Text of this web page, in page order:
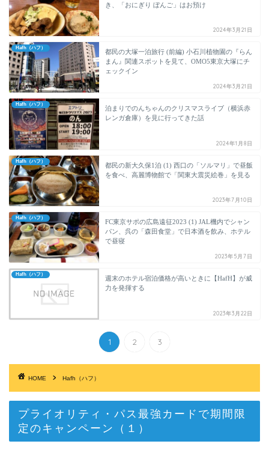
き、「おにぎり ぼんご」はお預け
2024年3月21日
Hafh（ハフ）
都民の大塚一泊旅行 (前編) 小石川植物園の『らん
まん』関連スポットを見て、OMO5東京大塚にチ
ェックイン
2024年3月21日
Hafh（ハフ）
泊まりでのんちゃんのクリスマスライブ（横浜赤
レンガ倉庫）を見に行ってきた話
2024年1月8日
Hafh（ハフ）
都民の新大久保1泊 (1) 西口の「ソルマリ」で昼飯
を食べ、高麗博物館で「関東大震災絵巻」を見る
2023年7月10日
Hafh（ハフ）
FC東京サポの広島遠征2023 (1) JAL機内でシャン
パン、呉の「森田食堂」で日本酒を飲み、ホテル
で昼寝
2023年5月7日
Hafh（ハフ）
週末のホテル宿泊価格が高いときに【HafH】が威
力を発揮する
2023年3月22日
1 2 3
HOME Hafh（ハフ）
プライオリティ・パス最強カードで期間限
定のキャンペーン（１）